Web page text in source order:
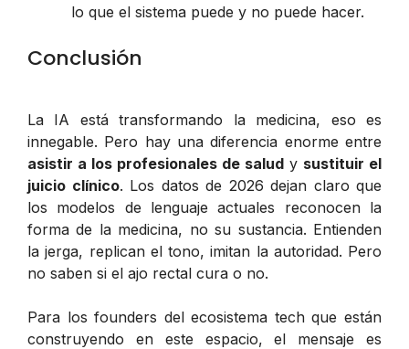
lo que el sistema puede y no puede hacer.
Conclusión
La IA está transformando la medicina, eso es
innegable. Pero hay una diferencia enorme entre
asistir a los profesionales de salud y sustituir el
juicio clínico. Los datos de 2026 dejan claro que
los modelos de lenguaje actuales reconocen la
forma de la medicina, no su sustancia. Entienden
la jerga, replican el tono, imitan la autoridad. Pero
no saben si el ajo rectal cura o no.
Para los founders del ecosistema tech que están
construyendo en este espacio, el mensaje es